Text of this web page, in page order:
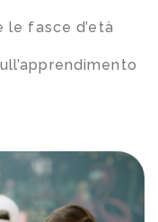
le fasce d’età